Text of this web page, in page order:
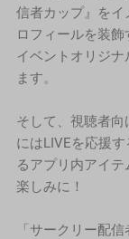
信者カップ』を
ロフィールを装
イベントオリジ
ます。
そして、視聴者
にはLIVEを応援
るアプリ内アイ
楽しみに！
「サークリー配